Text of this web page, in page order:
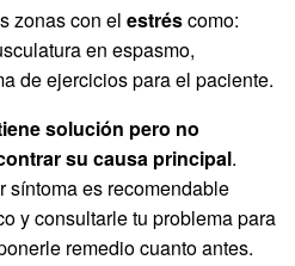
zonas con el estréscomo:
en espasmo,
de ejercicios para el paciente.
solución pero no
su causa principal.
síntoma es recomendable
y consultarle tu problema para
remedio cuanto antes.